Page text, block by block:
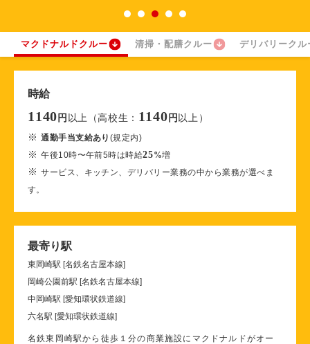
マクドナルドクルー 清掃・配膳クルー デリバリークル
時給
1140 円 以上（高校生： 1140 円 以上）
※通勤手当支給あり (規定内)
※午後10時〜午前5時は時給25%増
※サービス、キッチン、デリバリー業務の中から業務が選べま
す。
最寄り駅
東岡崎駅 [名鉄名古屋本線]
岡崎公園前駅 [名鉄名古屋本線]
中岡崎駅 [愛知環状鉄道線]
六名駅 [愛知環状鉄道線]
名鉄東岡崎駅から徒歩１分の商業施設にマクドナルドがオー